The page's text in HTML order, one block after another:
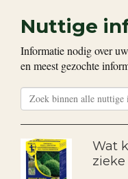
Nuttige
Informatie nodig over
en meest gezochte
Wat
zieke